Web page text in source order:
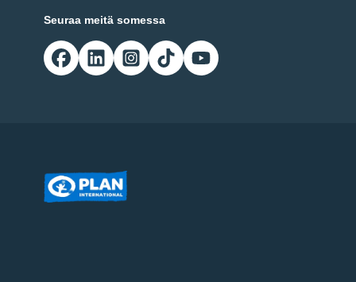
Seuraa meitä somessa